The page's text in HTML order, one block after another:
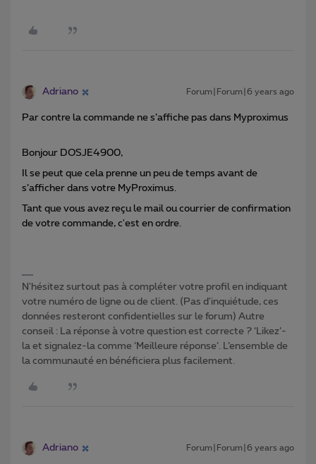
Adriano Forum|Forum|6 years ago
Par contre la commande ne s’affiche pas dans Myproximus
Bonjour DOSJE4900,
Il se peut que cela prenne un peu de temps avant de
s’afficher dans votre MyProximus.
Tant que vous avez reçu le mail ou courrier de confirmation
de votre commande, c'est en ordre.
N'hésitez surtout pas à compléter votre profil en indiquant
votre numéro de ligne ou de client. (Pas d'inquiétude, ces
données resteront confidentielles sur le forum) Autre
conseil : La réponse à votre question est correcte ? ‘Likez’-
la et signalez-la comme ‘Meilleure réponse’. L’ensemble de
la communauté en bénéficiera plus facilement.
Adriano Forum|Forum|6 years ago